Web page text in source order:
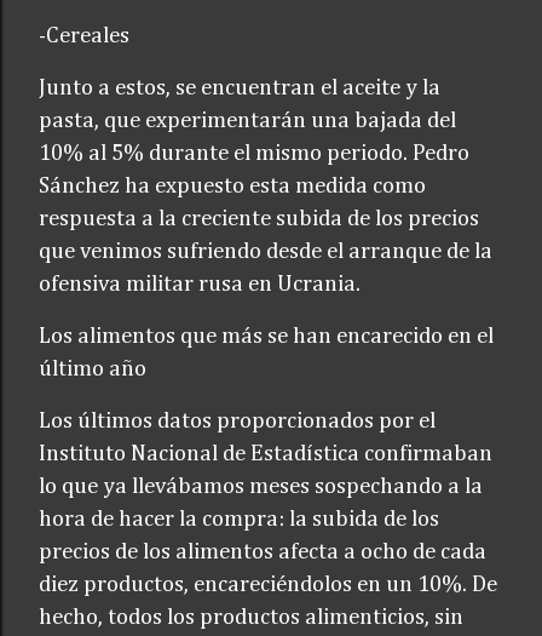
-Cereales
Junto a estos, se encuentran el aceite y la
pasta, que experimentarán una bajada del
10% al 5% durante el mismo periodo. Pedro
Sánchez ha expuesto esta medida como
respuesta a la creciente subida de los precios
que venimos sufriendo desde el arranque de la
ofensiva militar rusa en Ucrania.
Los alimentos que más se han encarecido en el
último año
Los últimos datos proporcionados por el
Instituto Nacional de Estadística confirmaban
lo que ya llevábamos meses sospechando a la
hora de hacer la compra: la subida de los
precios de los alimentos afecta a ocho de cada
diez productos, encareciéndolos en un 10%. De
hecho, todos los productos alimenticios, sin